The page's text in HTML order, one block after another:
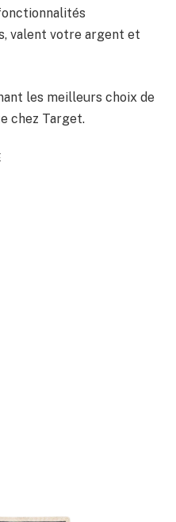
valent votre argent et
les meilleurs choix de
chez Target.